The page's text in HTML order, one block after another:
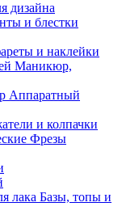
дизайна
и блестки
и наклейки
Маникюр,
Аппаратный
и колпачки
Фрезы
Базы, топы и